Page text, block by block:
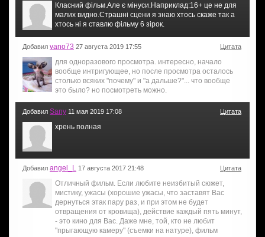
Класний фільм.Але є мінуси.Наприклад:16+ це не для
малих видно.Страшні сцени я знаю хтось скаже так а
хтось ні я ставлю фільму 6 зірок.
Добавил vano73 27 августа 2019 17:55 Цитата
для одноразового просмотра. интересно, начало
вообще интригующее, но после просмотра осталось
столько всяких "почему" и "а дальше?"... что вообще
это было? но посмотреть можно.
Добавил Sany 11 мая 2019 17:08 Цитата
хрень полная
Добавил angel_L 17 августа 2017 21:48 Цитата
Отличный фильм. Если любите неизбитый сюжет,
мистику, ужасы (хорошие ужасы, что заставят Вас
дернуться этак пару раз, и при этом не будет
отвращения от кровища), действие каждый пять минут,
- это кино для Вас. Даже мне, той, кто не любит
"прыгающую камеру" (съемки на натуре), фильм